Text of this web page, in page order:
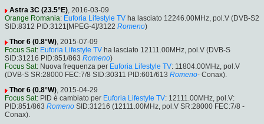
Astra 3C (23.5°E), 2016-03-09
Orange Romania: Euforia Lifestyle TV ha lasciato 12246.00MHz, pol.V (DVB-S2
SID:8312 PID:3121[MPEG-4]/3122 Romeno)
Thor 6 (0.8°W), 2015-07-09
Focus Sat: Euforia Lifestyle TV ha lasciato 12111.00MHz, pol.V (DVB-S
SID:31216 PID:851/863 Romeno)
Focus Sat: Nuova frequenza per Euforia Lifestyle TV: 11804.00MHz, pol.V
(DVB-S SR:28000 FEC:7/8 SID:30311 PID:601/613 Romeno- Conax).
Thor 6 (0.8°W), 2015-04-29
Focus Sat: PID è cambiato per Euforia Lifestyle TV: 12111.00MHz, pol.V:
PID:851/863 Romeno SID:31216 (12111.00MHz, pol.V SR:28000 FEC:7/8 -
Conax).